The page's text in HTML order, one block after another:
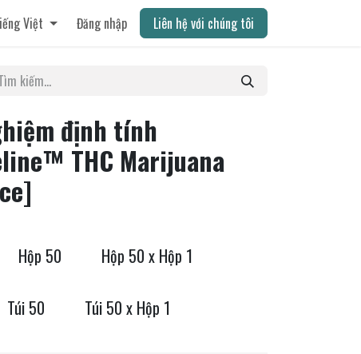
Việt Đăng nhập Liên hệ với chúng tôi
định tính
THC Marijuana
Hộp 50 Hộp 50 x Hộp 1
Túi 50 Túi 50 x Hộp 1